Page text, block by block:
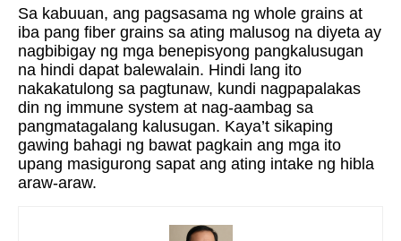
Sa kabuuan, ang pagsasama ng whole grains at
iba pang fiber grains sa ating malusog na diyeta ay
nagbibigay ng mga benepisyong pangkalusugan
na hindi dapat balewalain. Hindi lang ito
nakakatulong sa pagtunaw, kundi nagpapalakas
din ng immune system at nag-aambag sa
pangmatagalang kalusugan. Kaya’t sikaping
gawing bahagi ng bawat pagkain ang mga ito
upang masigurong sapat ang ating intake ng hibla
araw-araw.